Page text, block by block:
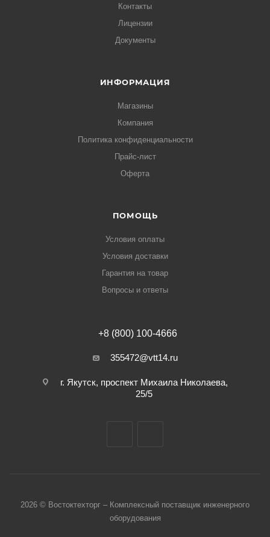
Контакты
Лицензии
Документы
ИНФОРМАЦИЯ
Магазины
Компания
Политика конфиденциальности
Прайс-лист
Оферта
ПОМОЩЬ
Условия оплаты
Условия доставки
Гарантия на товар
Вопросы и ответы
+8 (800) 100-4666
355472@vtt14.ru
г. Якутск, проспект Михаила Николаева,
25/5
2026 © Востоктехторг – Комплексный поставщик инженерного
оборудования